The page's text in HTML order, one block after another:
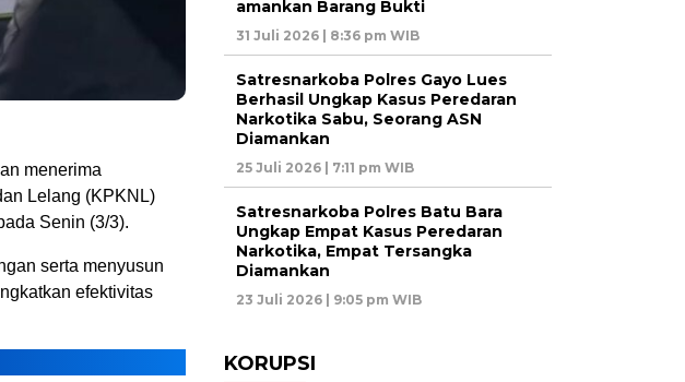
menerima
Lelang (KPKNL)
Senin (3/3).
serta menyusun
efektivitas
amankan Barang Bukti
31 Juli 2026 | 8:36 pm WIB
Satresnarkoba Polres Gayo Lues
Berhasil Ungkap Kasus Peredaran
Narkotika Sabu, Seorang ASN
Diamankan
25 Juli 2026 | 7:11 pm WIB
Satresnarkoba Polres Batu Bara
Ungkap Empat Kasus Peredaran
Narkotika, Empat Tersangka
Diamankan
23 Juli 2026 | 9:05 pm WIB
KORUPSI